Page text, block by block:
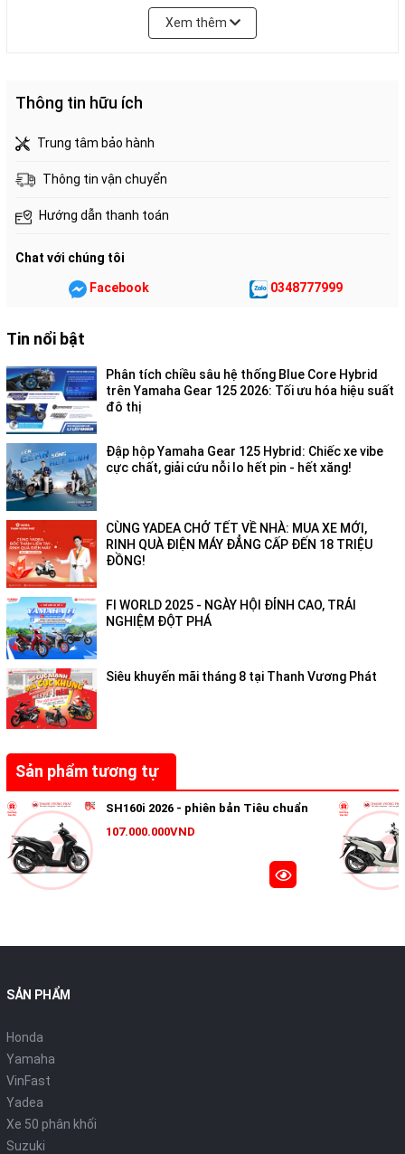
và nam tính hơn
Bước sang đời 2026, Vario 125 không còn dừng lại ở việc thay
Mặt nạ trước:
thanh mảnh, sắc sảo hơn. Đèn xi-nhan được đặt cao hơn giúp
tăng khả năng nhận diện.
Khe gió khí động học:
gió giả, mang hơi hướng của các dòng xe phân khối lớn, tạo
cảm giác mạnh mẽ và bốc lửa.
Thân xe:Những đường gân dập nổi chạy dọc thân xe tạo nên
một tổng thể cơ bắp nhưng vẫn rất gọn gàng.
2. Sự xuất hiện của phiên bản
"Street" độc lạ
phiên bản Vario 125 Street Style
bản Street sử dụng tay lái trần kết hợp với cụm đồng hồ kỹ
thuật số tách rời.
Phong cách bụi bặm:
hàng trẻ tuổi, cá tính, thích sự tự do và phong cách "bụi" đặc
trưng của dòng Honda Beat Street hay Zoomer-X.
Xem thêm
Thông tin hữu ích
Trung tâm bảo hành
Thông tin vận chuyển
Hướng dẫn thanh toán
Chat với chúng tôi
Facebook 0348777999
Tin nổi bật
Phân tích chiều sâu hệ thống Blue Core Hybrid
trên Yamaha Gear 125 2026: Tối ưu hóa hiệu suất
đô thị
Đập hộp Yamaha Gear 125 Hybrid: Chiếc xe vibe
cực chất, giải cứu nỗi lo hết pin - hết xăng!
CÙNG YADEA CHỞ TẾT VỀ NHÀ: MUA XE MỚI,
RINH QUÀ ĐIỆN MÁY ĐẲNG CẤP ĐẾN 18 TRIỆU
ĐỒNG!
FI WORLD 2025 - NGÀY HỘI ĐỈNH CAO, TRẢI
NGHIỆM ĐỘT PHÁ
Siêu khuyến mãi tháng 8 tại Thanh Vương Phát
Sản phẩm tương tự
SH160i 2026 - phiên bản Tiêu chuẩn
107.000.000VND
SẢN PHẨM
Honda
Yamaha
VinFast
Yadea
Xe 50 phân khối
Suzuki